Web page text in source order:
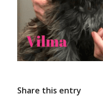
Share this entry